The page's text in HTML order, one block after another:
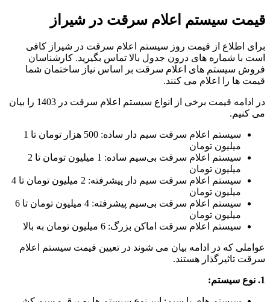
قیمت سیستم اعلام سرقت در شیراز
برای اطلاع از قیمت روز سیستم اعلام سرقت در شیراز کافی
است با شماره های درون جدول بالا تماس بگیرید. کارشناسان
فروش سیستم های اعلام سرقت بر اساس نیاز ساختمان شما
قیمت ها را اعلام می کنند.
در ادامه قیمت برخی از انواع سیستم اعلام سرقت در 1403 را بیان
می کنیم.
سیستم اعلام سرقت سیم ‌دار ساده: 500 هزار تومان تا 1
میلیون تومان
سیستم اعلام سرقت بی‌سیم ساده: 1 میلیون تومان تا 2
میلیون تومان
سیستم اعلام سرقت سیم ‌دار پیشرفته: 2 میلیون تومان تا 4
میلیون تومان
سیستم اعلام سرقت بی‌سیم پیشرفته: 4 میلیون تومان تا 6
میلیون تومان
سیستم اعلام سرقت اماکن بزرگ: 6 میلیون تومان به بالا
عواملی که در ادامه بیان می شوند در تعیین قیمت سیستم اعلام
سرقت تاثیرگذار هستند.
1. نوع سیستم: